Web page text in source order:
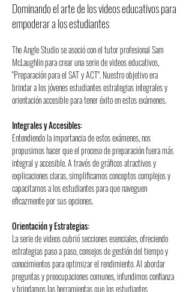
Dominando el arte de los videos educativos para
empoderar a los estudiantes
The Angle Studio se asoció con el tutor profesional Sam
McLaughlin para crear una serie de videos educativos,
"Preparación para el SAT y ACT". Nuestro objetivo era
brindar a los jóvenes estudiantes estrategias integrales y
orientación accesible para tener éxito en estos exámenes.
Integrales y Accesibles:
Entendiendo la importancia de estos exámenes, nos
propusimos hacer que el proceso de preparación fuera más
integral y accesible. A través de gráficos atractivos y
explicaciones claras, simplificamos conceptos complejos y
capacitamos a los estudiantes para que naveguen
eficazmente por sus opciones.
Orientación y Estrategias:
La serie de videos cubrió secciones esenciales, ofreciendo
estrategias paso a paso, consejos de gestión del tiempo y
conocimientos para optimizar el rendimiento. Al abordar
preguntas y preocupaciones comunes, infundimos confianza
y brindamos las herramientas que los estudiantes